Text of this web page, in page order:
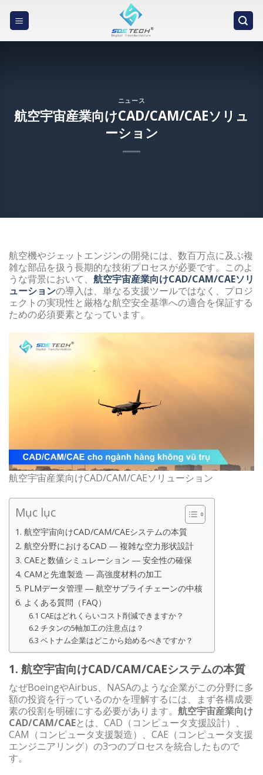
ニュース
航空宇宙産業向けCAD/CAM/CAEソリュ
ーション
航空機やジェットエンジンの開発には、数百万点に及ぶ複
雑な部品を扱う長期的な技術プロセスが必要です。このよ
うな背景において、 航空宇宙産業向けCAD/CAM/CAEソリ
ューションの導入は、単なる支援ツールではなく、プロジ
ェクトの実現性と厳格な航空安全基準への適合を保証する
ための必須要素となっています。
航空宇宙産業向けCAD/CAM/CAEソリューション
Mục lục
1. 航空宇宙向けCAD/CAM/CAEシステムの本質
2. 航空分野におけるCAD ― 複雑な空力形状設計
3. CAEと数値シミュレーション ― 安全性の確保
4. CAMと先進製造 ― 高強度材料の加工
5. PLMデータ管理 ― 航空サプライチェーンの中核
6. よくある質問（FAQ）
6.1 CAEはどれくらいコスト削減できますか？
6.2 チタンの5軸加工の注意点は？
6.3 ベトナム企業はどこから始めるべきですか？
1. 航空宇宙向けCAD/CAM/CAEシステムの本質
なぜBoeingやAirbus、NASAのような企業がこの分野に多
額の投資を行っているのかを理解するには、まず各構成要
素の役割を明確にする必要があります。 航空宇宙産業向け
CAD/CAM/CAEとは、CAD（コンピュータ支援設計）、
CAM（コンピュータ支援製造）、CAE（コンピュータ支援
エンジニアリング）の3つのプロセスを統合したもので
す。